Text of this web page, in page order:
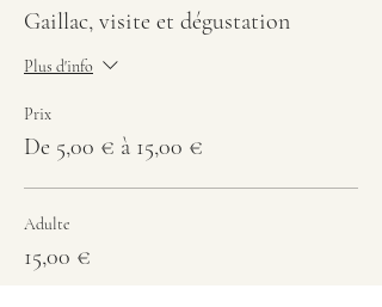
Gaillac, visite et dégustation
Plus d'info
Prix
De 5,00 € à 15,00 €
Adulte
15,00 €